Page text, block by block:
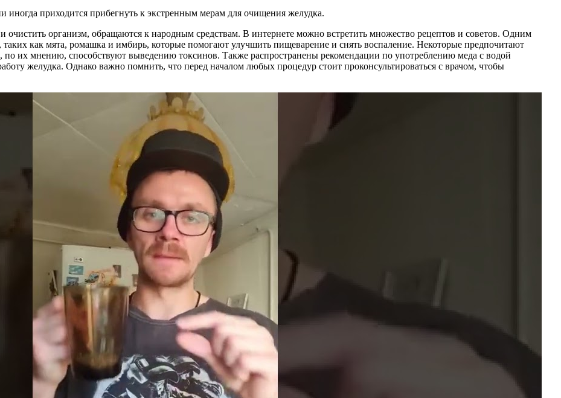
очистить организм, обращаются к народным средствам. В интернете можно встретить множество рецептов и советов. Одним
таких как мята, ромашка и имбирь, которые помогают улучшить пищеварение и снять воспаление. Некоторые предпочитают
их мнению, способствуют выведению токсинов. Также распространены рекомендации по употреблению меда с водой
желудка. Однако важно помнить, что перед началом любых процедур стоит проконсультироваться с врачом, чтобы